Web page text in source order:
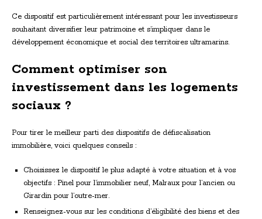
Ce dispositif est particulièrement intéressant pour les investisseurs
souhaitant diversifier leur patrimoine et s’impliquer dans le
développement économique et social des territoires ultramarins.
Comment optimiser son
investissement dans les logements
sociaux ?
Pour tirer le meilleur parti des dispositifs de défiscalisation
immobilière, voici quelques conseils :
Choisissez le dispositif le plus adapté à votre situation et à vos
objectifs : Pinel pour l’immobilier neuf, Malraux pour l’ancien ou
Girardin pour l’outre-mer.
Renseignez-vous sur les conditions d’éligibilité des biens et des